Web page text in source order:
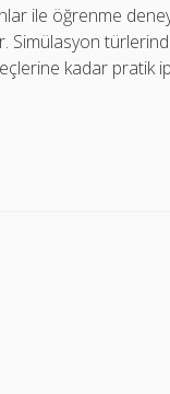
ile öğrenme
kadar pratik